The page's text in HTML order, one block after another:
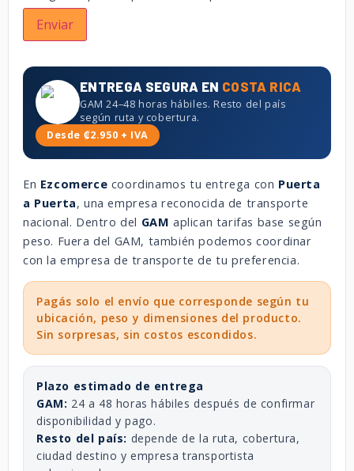
ENTREGA SEGURA EN COSTA RICA
GAM 24–48 horas hábiles. Resto del país
según ruta y cobertura.
Desde ₡2.950 + IVA
En Ezcomerce coordinamos tu entrega con Puerta
a Puerta, una empresa reconocida de transporte
nacional. Dentro del GAM aplican tarifas base según
peso. Fuera del GAM, también podemos coordinar
con la empresa de transporte de tu preferencia.
Pagás solo el envío que corresponde según tu
ubicación, peso y dimensiones del producto.
Sin sorpresas, sin costos escondidos.
Plazo estimado de entrega
GAM: 24 a 48 horas hábiles después de confirmar
disponibilidad y pago.
Resto del país: depende de la ruta, cobertura,
ciudad destino y empresa transportista